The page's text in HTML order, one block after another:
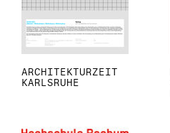
ARCHITEKTURZEIT
KARLSRUHE